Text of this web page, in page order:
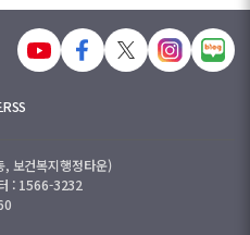
RSS
보건복지행정타운)
: 1566-3232